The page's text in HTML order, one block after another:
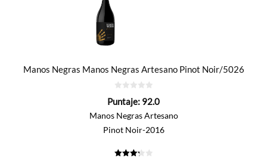
Manos Negras Manos Negras Artesano Pinot Noir/5026
de
Puntaje: 92.0
Manos Negras Artesano
Pinot Noir-2016